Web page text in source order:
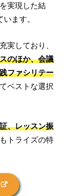
実現した結
ます。
実しており、
のほか、会議
ファシリテー
ベストな選択
、レッスン振
トライズの特